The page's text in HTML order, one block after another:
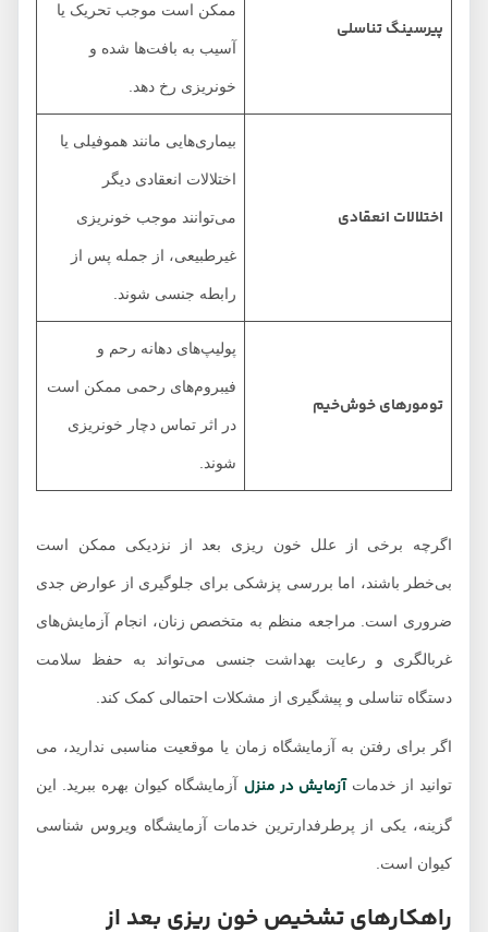
پیرسینگ تناسلی
ممکن است موجب تحریک یا
آسیب به بافت‌ها شده و
خونریزی رخ دهد.
اختلالات انعقادی
بیماری‌هایی مانند هموفیلی یا
اختلالات انعقادی دیگر
می‌توانند موجب خونریزی
غیرطبیعی، از جمله پس از
رابطه جنسی شوند.
تومورهای خوش‌خیم
پولیپ‌های دهانه رحم و
فیبروم‌های رحمی ممکن است
در اثر تماس دچار خونریزی
شوند.
اگرچه برخی از علل خون ریزی بعد از نزدیکی ممکن است
بی‌خطر باشند، اما بررسی پزشکی برای جلوگیری از عوارض جدی
ضروری است. مراجعه منظم به متخصص زنان، انجام آزمایش‌های
غربالگری و رعایت بهداشت جنسی می‌تواند به حفظ سلامت
دستگاه تناسلی و پیشگیری از مشکلات احتمالی کمک کند.
اگر برای رفتن به آزمایشگاه زمان یا موقعیت مناسبی ندارید، می
توانید از خدماتآزمایش در منزل آزمایشگاه کیوان بهره ببرید. این
گزینه، یکی از پرطرفدارترین خدمات آزمایشگاه ویروس شناسی
کیوان است.
راهکارهای تشخیص خون ریزی بعد از